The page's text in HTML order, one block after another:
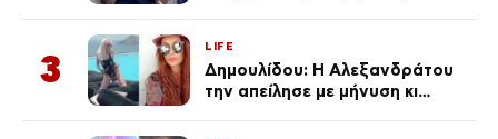
3
LIFE
Δημουλίδου: Η Αλεξανδράτου
την απείλησε με μήνυση κι